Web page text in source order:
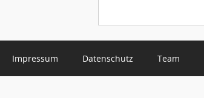
Impressum Datenschutz Team